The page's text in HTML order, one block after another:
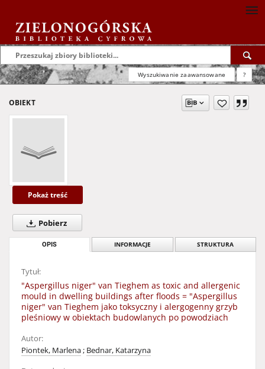
Wyszukiwanie zaawansowane ?
OBIEKT
Pokaż treść
Pobierz
OPIS INFORMACJE STRUKTURA
Tytuł:
"Aspergillus niger" van Tieghem as toxic and allergenic
mould in dwelling buildings after floods = "Aspergillus
niger" van Tieghem jako toksyczny i alergogenny grzyb
pleśniowy w obiektach budowlanych po powodziach
Autor:
Piontek, Marlena; Bednar, Katarzyna